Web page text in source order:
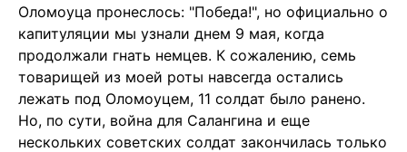
Оломоуца пронеслось: "Победа!", но официально о
капитуляции мы узнали днем 9 мая, когда
продолжали гнать немцев. К сожалению, семь
товарищей из моей роты навсегда остались
лежать под Оломоуцем, 11 солдат было ранено.
Но, по сути, война для Салангина и еще
нескольких советских солдат закончилась только